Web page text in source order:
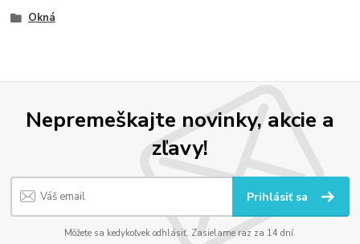
Okná
Nepremeškajte novinky, akcie a
zľavy!
Prihlásiť sa
Môžete sa kedykoľvek odhlásiť. Zasielame raz za 14 dní.